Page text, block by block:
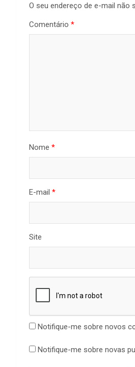
O seu endereço de e-mail não
Comentário *
Nome *
E-mail *
Site
Notifique-me sobre novos
Notifique-me sobre novas